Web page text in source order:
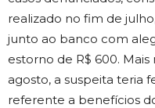
realizado no fim de
junto ao banco com
estorno de R$ 600.
agosto, a suspeita teria
referente a benefícios